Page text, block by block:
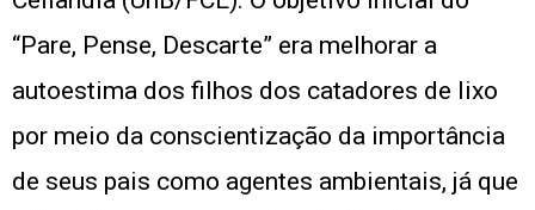
“Pare, Pense, Descarte” era melhorar a
autoestima dos filhos dos catadores de lixo
por meio da conscientização da importância
de seus pais como agentes ambientais, já que